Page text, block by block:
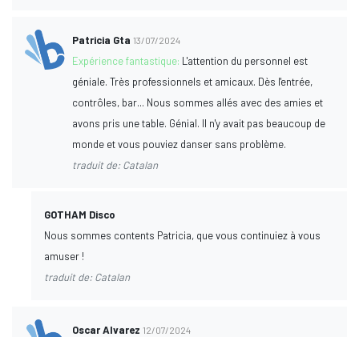
Patricia Gta 13/07/2024
Expérience fantastique: L'attention du personnel est
géniale. Très professionnels et amicaux. Dès l'entrée,
contrôles, bar... Nous sommes allés avec des amies et
avons pris une table. Génial. Il n'y avait pas beaucoup de
monde et vous pouviez danser sans problème.
traduit de: Catalan
GOTHAM Disco
Nous sommes contents Patricia, que vous continuiez à vous
amuser !
traduit de: Catalan
Oscar Alvarez 12/07/2024